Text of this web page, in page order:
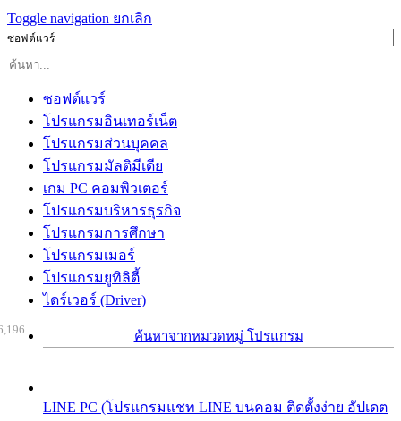
Toggle navigation ยกเลิก
ซอฟต์แวร์
ซอฟต์แวร์
โปรแกรมอินเทอร์เน็ต
โปรแกรมส่วนบุคคล
โปรแกรมมัลติมีเดีย
เกม PC คอมพิวเตอร์
โปรแกรมบริหารธุรกิจ
โปรแกรมการศึกษา
โปรแกรมเมอร์
โปรแกรมยูทิลิตี้
ไดร์เวอร์ (Driver)
ค้นหาจากหมวดหมู่ โปรแกรม
LINE PC (โปรแกรมแชท LINE บนคอม ติดตั้งง่าย อัปเดต